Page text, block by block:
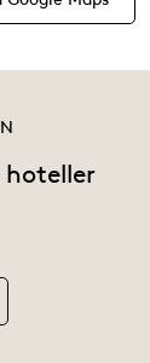
hoteller